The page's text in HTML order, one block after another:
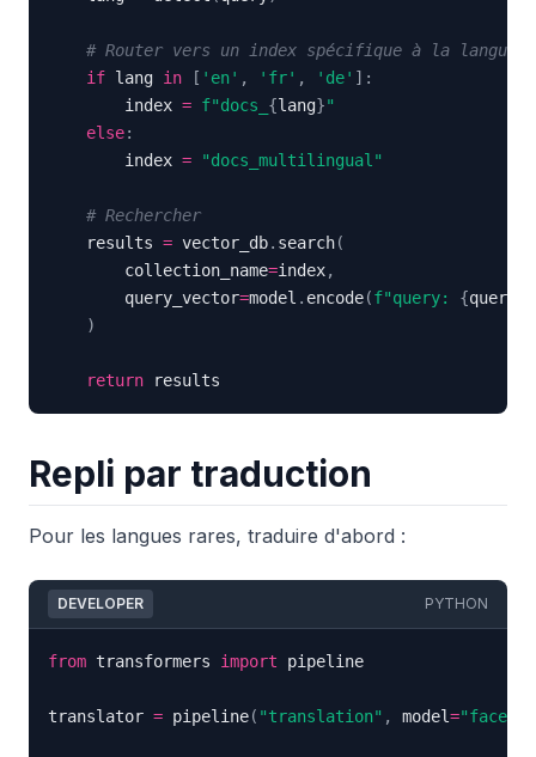
# Router vers un index spécifique à la langue
if lang in [ 'en' , 'fr' , 'de' ] :
        index
= f"docs_ {lang}"
else:
        index
= "docs_multilingual"
# Rechercher
    results
= vector_db. search(
        collection_name
=index,
        query_vector
=model . encode(f"query: {query
)
return results
Repli par traduction
Pour les langues rares, traduire d'abord :
DEVELOPER PYTHON
from transformers import
translator = pipeline( "translation" , model=